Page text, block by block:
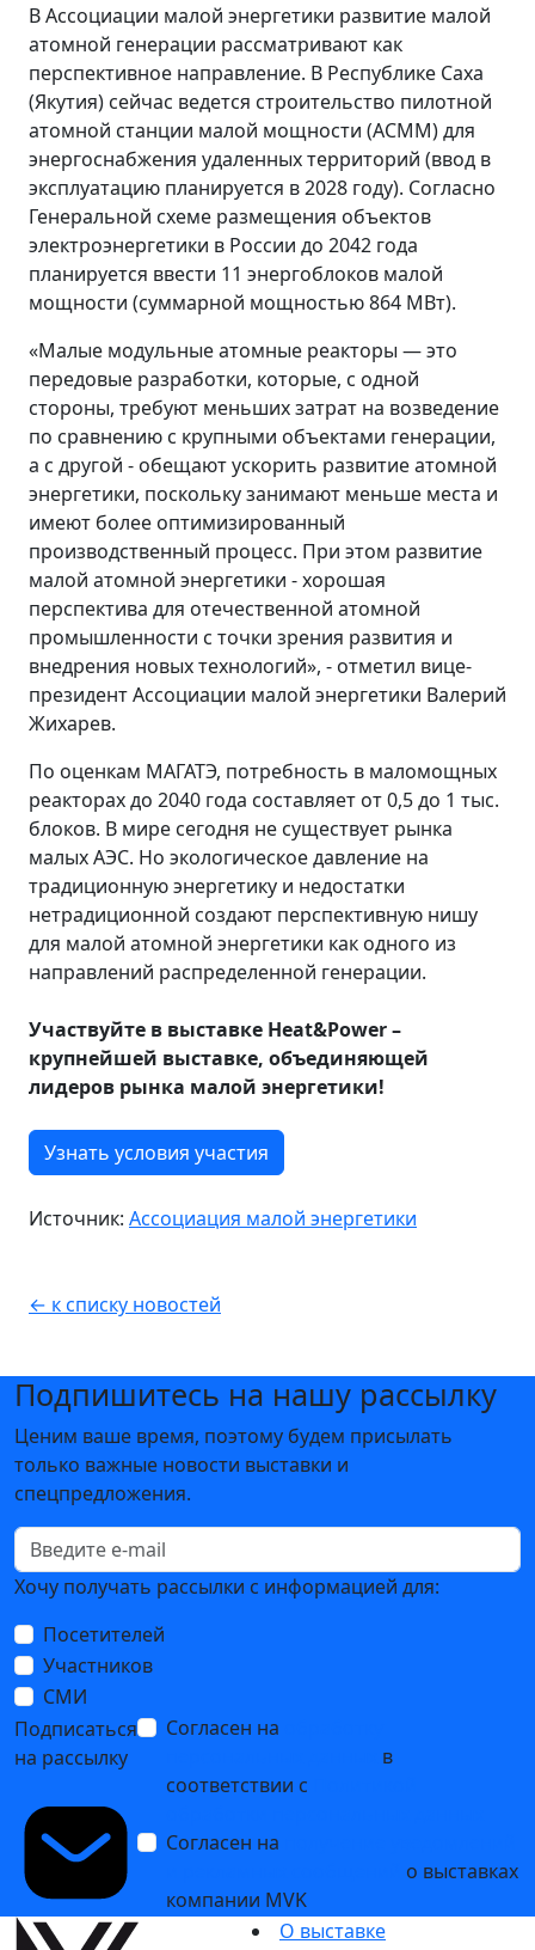
В Ассоциации малой энергетики развитие малой
атомной генерации рассматривают как
перспективное направление. В Республике Саха
(Якутия) сейчас ведется строительство пилотной
атомной станции малой мощности (АСММ) для
энергоснабжения удаленных территорий (ввод в
эксплуатацию планируется в 2028 году). Согласно
Генеральной схеме размещения объектов
электроэнергетики в России до 2042 года
планируется ввести 11 энергоблоков малой
мощности (суммарной мощностью 864 МВт).
«Малые модульные атомные реакторы — это
передовые разработки, которые, с одной
стороны, требуют меньших затрат на возведение
по сравнению с крупными объектами генерации,
а с другой - обещают ускорить развитие атомной
энергетики, поскольку занимают меньше места и
имеют более оптимизированный
производственный процесс. При этом развитие
малой атомной энергетики - хорошая
перспектива для отечественной атомной
промышленности с точки зрения развития и
внедрения новых технологий», - отметил вице-
президент Ассоциации малой энергетики Валерий
Жихарев.
По оценкам МАГАТЭ, потребность в маломощных
реакторах до 2040 года составляет ​от 0,5 до 1 тыс.
блоков. В мире сегодня не существует рынка
малых АЭС. Но экологическое давление на
традиционную энергетику и недостатки
нетрадиционной создают перспективную нишу
для малой атомной энергетики как одного из
направлений распределенной генерации.
Участвуйте в выставке Heat&Power –
крупнейшей выставке, объединяющей
лидеров рынка малой энергетики!
Узнать условия участия
Источник: Ассоциация малой энергетики
← к списку новостей
Подпишитесь на нашу рассылку
Ценим ваше время, поэтому будем присылать
только важные новости выставки и
спецпредложения.
Хочу получать рассылки с информацией для:
Посетителей
Участников
СМИ
Подписаться
на рассылку
Согласен на
в
соответствии с
Согласен на
о выставках
компании MVK
О выставке